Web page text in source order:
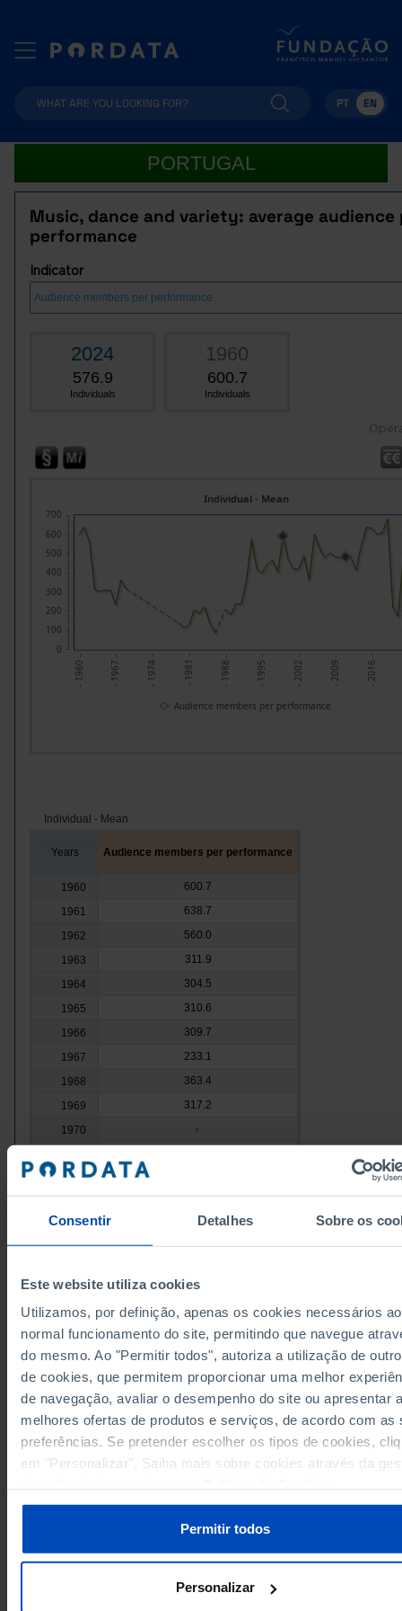
Consentir Detalhes Sobre os
Este website utiliza cookies
Utilizamos, por definição, apenas os cookies necessários ao
normal funcionamento do site, permitindo que navegue
do mesmo. Ao "Permitir todos", autoriza a utilização de
de cookies, que permitem proporcionar uma melhor
de navegação, avaliar o desempenho do site ou apresentar
melhores ofertas de produtos e serviços, de acordo com as
preferências. Se pretender escolher os tipos de cookies,
em "Personalizar". Saiba mais sobre cookies através da
Permitir todos
Personalizar
PT EN
PORTUGAL
Music, dance and variety: average audience
performance
Indicator
2024
576.9
Individuals
1960
600.7
Individuals
- 1960 - - 1967 - - 1974 - - 1981 - - 1988 - - 1995 - - 2002 - - 2009 - - 2016 -
Individual - Mean
0
100
200
300
400
500
600
700
Audience members per performance
Individual - Mean
Years Audience members per performance
1960
600.7
1961
638.7
1962
560.0
1963
311.9
1964
304.5
1965
310.6
1966
309.7
1967
233.1
1968
363.4
1969
317.2
1970
x
1972
1974 x
x
139.7
1980
115.7
1981
125.7
1982
204.1
1983
188.5
1984
224.7
138.5
1988
208.9
180.6
Sources/Entities: INE, PORDATA
Last updated: 2025-09-29
RELATED
Cinema: box-office revenue in Portugal